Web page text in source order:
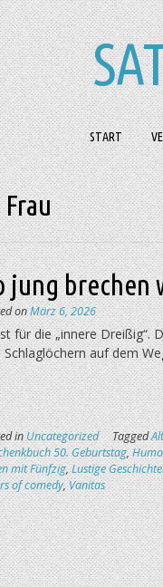
START
jung brechen
onMärz 6, 2026
für die „innere Dreißig“.
Schlaglöchern auf dem
inUncategorized Tagged
50. Geburtstag,
mit Fünfzig,Lustige
of comedy,Vanitas